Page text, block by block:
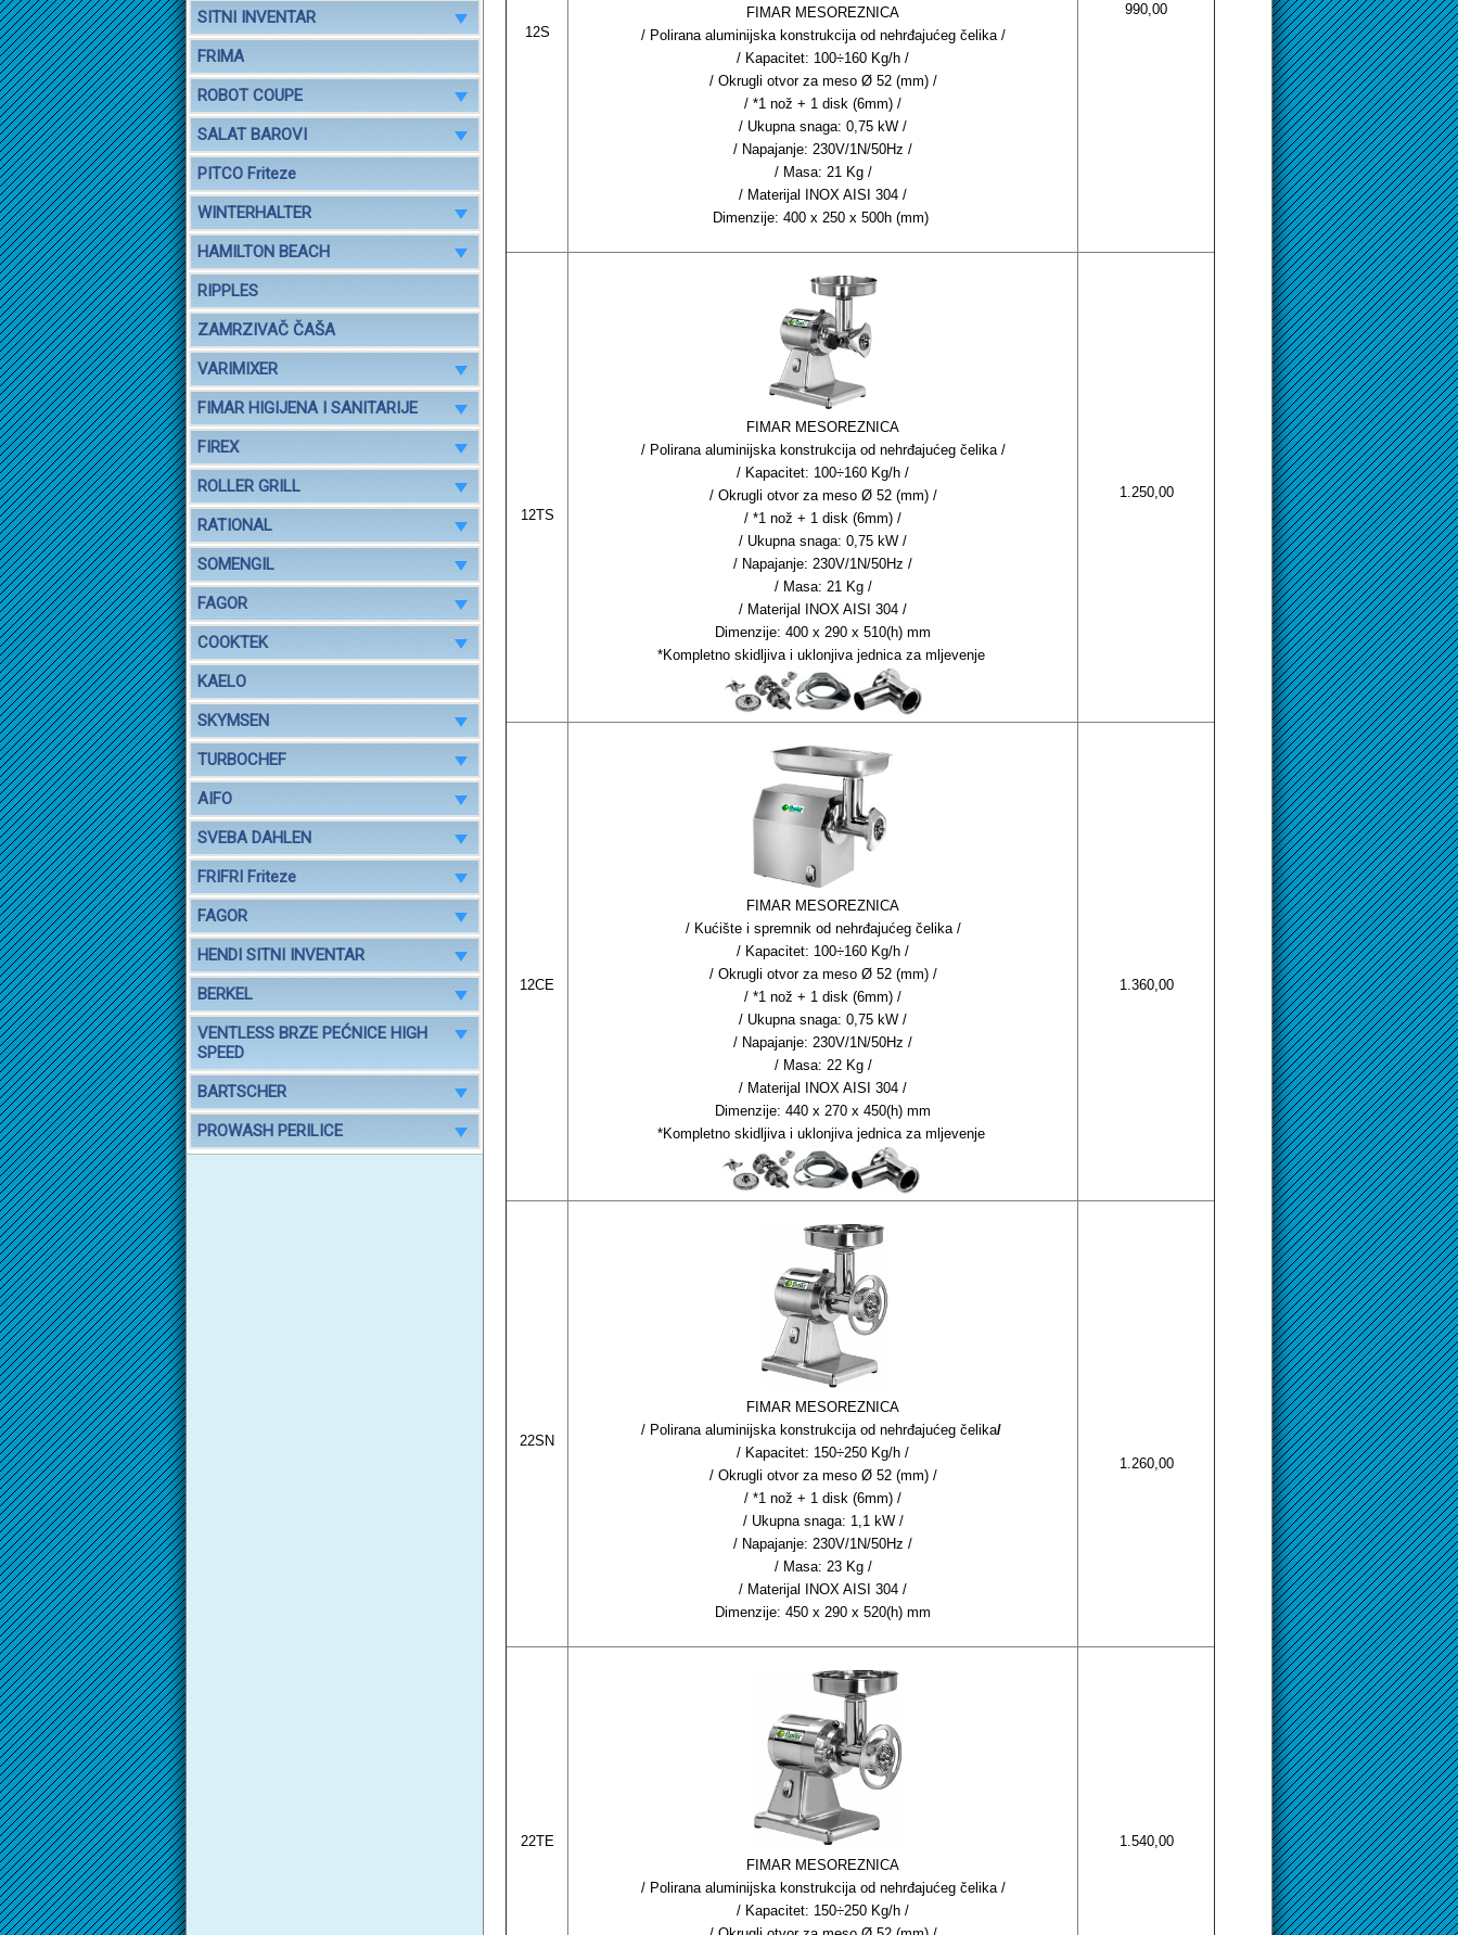
SITNI INVENTAR
FRIMA
ROBOT COUPE
SALAT BAROVI
PITCO Friteze
WINTERHALTER
HAMILTON BEACH
RIPPLES
ZAMRZIVAČ ČAŠA
VARIMIXER
FIMAR HIGIJENA I SANITARIJE
FIREX
ROLLER GRILL
RATIONAL
SOMENGIL
FAGOR
COOKTEK
KAELO
SKYMSEN
TURBOCHEF
AIFO
SVEBA DAHLEN
FRIFRI Friteze
FAGOR
HENDI SITNI INVENTAR
BERKEL
VENTLESS BRZE PEĆNICE HIGH
SPEED
BARTSCHER
PROWASH PERILICE
12S
FIMAR MESOREZNICA
/ Polirana aluminijska konstrukcija od nehrđajućeg čelika /
/ Kapacitet: 100÷160 Kg/h /
/ Okrugli otvor za meso Ø 52 (mm) /
/ *1 nož + 1 disk (6mm) /
/ Ukupna snaga: 0,75 kW /
/ Napajanje: 230V/1N/50Hz /
/ Masa: 21 Kg /
/ Materijal INOX AISI 304 /
Dimenzije: 400 x 250 x 500h (mm)
990,00
12TS
FIMAR MESOREZNICA
/ Polirana aluminijska konstrukcija od nehrđajućeg čelika /
/ Kapacitet: 100÷160 Kg/h /
/ Okrugli otvor za meso Ø 52 (mm) /
/ *1 nož + 1 disk (6mm) /
/ Ukupna snaga: 0,75 kW /
/ Napajanje: 230V/1N/50Hz /
/ Masa: 21 Kg /
/ Materijal INOX AISI 304 /
Dimenzije: 400 x 290 x 510(h) mm
*Kompletno skidljiva i uklonjiva jednica za mljevenje
1.250,00
12CE
FIMAR MESOREZNICA
/ Kućište i spremnik od nehrđajućeg čelika /
/ Kapacitet: 100÷160 Kg/h /
/ Okrugli otvor za meso Ø 52 (mm) /
/ *1 nož + 1 disk (6mm) /
/ Ukupna snaga: 0,75 kW /
/ Napajanje: 230V/1N/50Hz /
/ Masa: 22 Kg /
/ Materijal INOX AISI 304 /
Dimenzije: 440 x 270 x 450(h) mm
*Kompletno skidljiva i uklonjiva jednica za mljevenje
1.360,00
22SN
FIMAR MESOREZNICA
/ Polirana aluminijska konstrukcija od nehrđajućeg čelika/
/ Kapacitet: 150÷250 Kg/h /
/ Okrugli otvor za meso Ø 52 (mm) /
/ *1 nož + 1 disk (6mm) /
/ Ukupna snaga: 1,1 kW /
/ Napajanje: 230V/1N/50Hz /
/ Masa: 23 Kg /
/ Materijal INOX AISI 304 /
Dimenzije: 450 x 290 x 520(h) mm
1.260,00
22TE
FIMAR MESOREZNICA
/ Polirana aluminijska konstrukcija od nehrđajućeg čelika /
/ Kapacitet: 150÷250 Kg/h /
1.540,00